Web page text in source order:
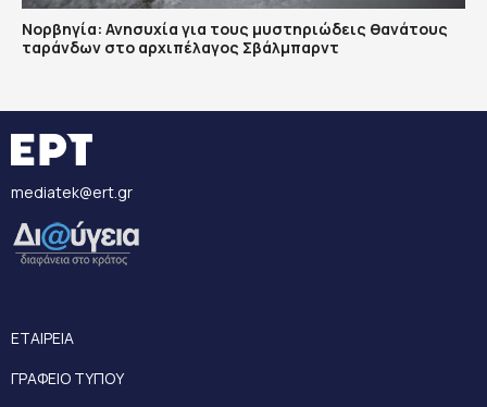
Νορβηγία: Ανησυχία για τους μυστηριώδεις θανάτους
ταράνδων στο αρχιπέλαγος Σβάλμπαρντ
mediatek@ert.gr
ΕΤΑΙΡΕΙΑ
ΓΡΑΦΕΙΟ ΤΥΠΟΥ